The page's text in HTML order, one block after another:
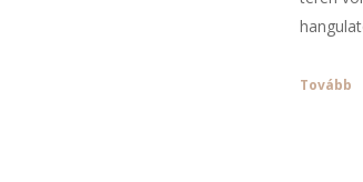
Tovább